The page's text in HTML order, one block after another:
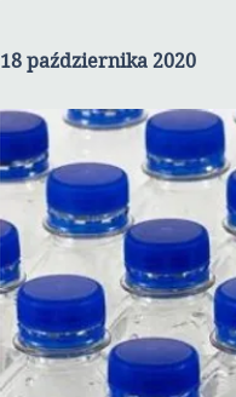
18 października 2020